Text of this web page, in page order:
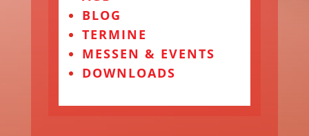
BLOG
TERMINE
MESSEN & EVENTS
DOWNLOADS